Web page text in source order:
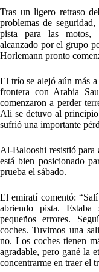
Tras un ligero retraso
problemas de
pista para las motos,
alcanzado por el grupo
Horlemann pronto
El trío se alejó aún más
frontera con Arabia
comenzaron a perder
Ali se detuvo al
sufrió una importante
Al-Balooshi resistió para
está bien posicionado
prueba el sábado.
El emiratí comentó:
abriendo pista.
pequeños errores.
coches. Tuvimos una
no. Los coches tienen
agradable, pero gané la
concentrarme en traer el